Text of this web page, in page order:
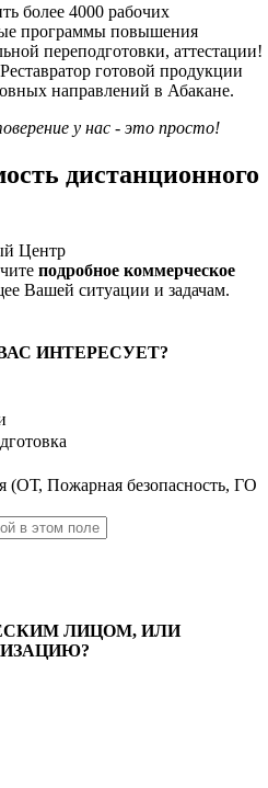
более 4000 рабочих
программы повышения
переподготовки, аттестации!
готовой продукции
направлений в Абакане.
у нас - это просто!
дистанционного
подробное коммерческое
Вашей ситуации и задачам.
ИНТЕРЕСУЕТ?
(ОТ, Пожарная безопасность, ГО
ЛИЦОМ, ИЛИ